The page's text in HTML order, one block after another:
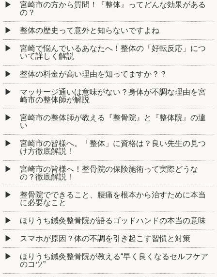
宮崎市の方から質問！『整体』ってどんな効果がある
の？
整体の歴史って意外と知らないですよね
宮崎で悩んでいるあなたへ！整体の「好転反応」につ
いて詳しく解説
整体の料金が高い理由を知ってますか？？
マッサージ通いは意味がない？身体が不調な理由を宮
崎市の整体師が解説
宮崎市の整体師が教える『整骨院』と『整体院』の違
い
宮崎市の皆様へ。「整体」に資格は？良い先生の見つ
け方徹底解説！
宮崎市の皆様へ！整骨院の保険施術って実際どうな
の？徹底解説！
整骨院でできること、腰痛を根本から治すために本当
に必要なこと
ほりうち鍼灸整骨院が語るゴッドハンドの本当の意味
スマホが原因？体の不調を引き起こす習慣と対策
ほりうち鍼灸整骨院が教える“早く良くなるセルフケア
のコツ”